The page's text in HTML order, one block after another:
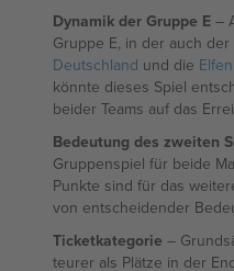
Dynamik der Gruppe E –
Gruppe E, in der auch
Deutschland und die
könnte dieses Spiel
beider Teams auf das
Bedeutung des zweiten
Gruppenspiel für beide
Punkte sind für das
von entscheidender
Ticketkategorie –
teurer als Plätze in der